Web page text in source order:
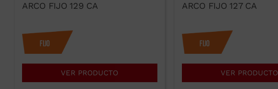
ARCO FIJO 129 CA
VER PRODUCTO
ARCO FIJO 127 CA
VER PRODUCTO